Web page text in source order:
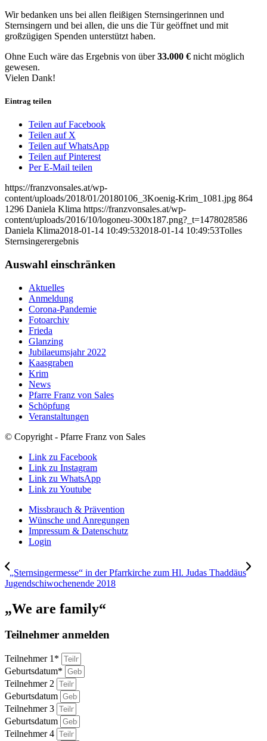
Wir bedanken uns bei allen fleißigen Sternsingerinnen und
Sternsingern und bei allen, die uns die Tür geöffnet und mit
großzügigen Spenden unterstützt haben.
Ohne Euch wäre das Ergebnis von über33.000 € nicht möglich
gewesen.
Vielen Dank!
Eintrag teilen
Teilen auf Facebook
Teilen auf X
Teilen auf WhatsApp
Teilen auf Pinterest
Per E-Mail teilen
https://franzvonsales.at/wp-
content/uploads/2018/01/20180106_3Koenig-Krim_1081.jpg 864
1296 Daniela Klima https://franzvonsales.at/wp-
content/uploads/2016/10/logoneu-300x187.png?_t=1478028586
Daniela Klima2018-01-14 10:49:532018-01-14 10:49:53Tolles
Sternsingerergebnis
Auswahl einschränken
Aktuelles
Anmeldung
Corona-Pandemie
Fotoarchiv
Frieda
Glanzing
Jubilaeumsjahr 2022
Kaasgraben
Krim
News
Pfarre Franz von Sales
Schöpfung
Veranstaltungen
© Copyright - Pfarre Franz von Sales
Link zu Facebook
Link zu Instagram
Link zu WhatsApp
Link zu Youtube
Missbrauch & Prävention
Wünsche und Anregungen
Impressum & Datenschutz
Login
„Sternsingermesse“ in der Pfarrkirche zum Hl. Judas Thaddäus
Jugendschiwochenende 2018
„We are family“
Teilnehmer anmelden
Teilnehmer 1*
Geburtsdatum*
Teilnehmer 2
Geburtsdatum
Teilnehmer 3
Geburtsdatum
Teilnehmer 4